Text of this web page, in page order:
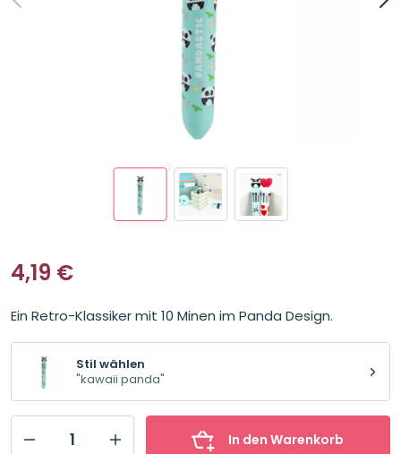
4,19 €
Ein Retro-Klassiker mit 10 Minen im Panda Design.
Stil wählen
"kawaii panda"
In den Warenkorb